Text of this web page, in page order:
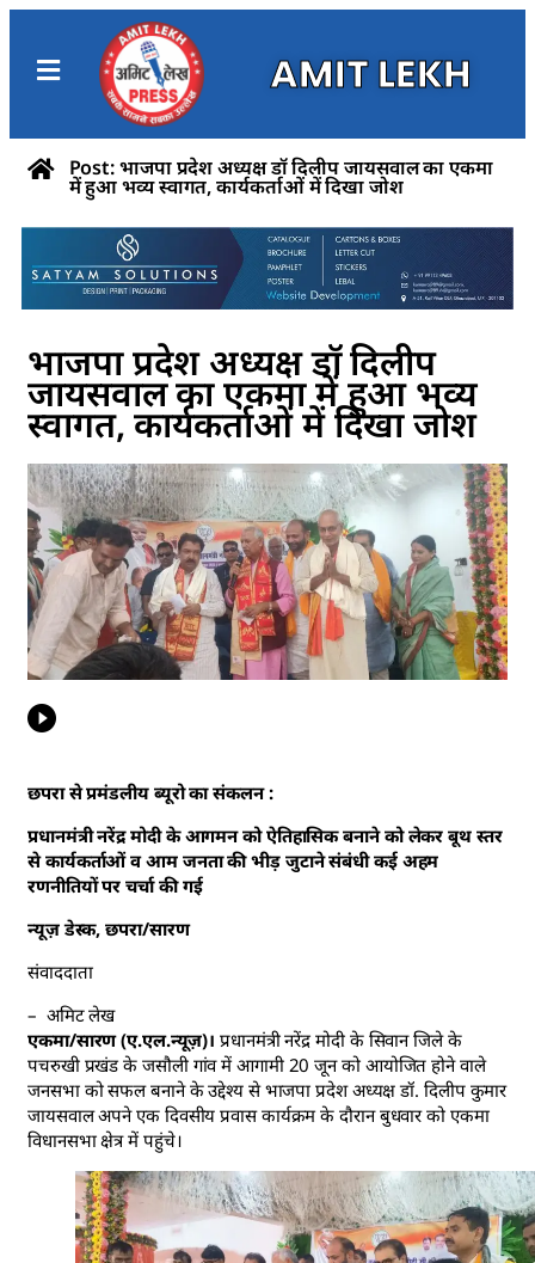
AMIT LEKH
Post: भाजपा प्रदेश अध्यक्ष डॉ दिलीप जायसवाल का एकमा
में हुआ भव्य स्वागत, कार्यकर्ताओं में दिखा जोश
भाजपा प्रदेश अध्यक्ष डॉ दिलीप
जायसवाल का एकमा में हुआ भव्य
स्वागत, कार्यकर्ताओं में दिखा जोश
छपरा से प्रमंडलीय ब्यूरो का संकलन :
प्रधानमंत्री नरेंद्र मोदी के आगमन को ऐतिहासिक बनाने को लेकर बूथ स्तर
से कार्यकर्ताओं व आम जनता की भीड़ जुटाने संबंधी कई अहम
रणनीतियों पर चर्चा की गई
न्यूज़ डेस्क, छपरा/सारण
संवाददाता
– अमिट लेख
एकमा/सारण (ए.एल.न्यूज़)। प्रधानमंत्री नरेंद्र मोदी के सिवान जिले के
पचरुखी प्रखंड के जसौली गांव में आगामी 20 जून को आयोजित होने वाले
जनसभा को सफल बनाने के उद्देश्य से भाजपा प्रदेश अध्यक्ष डॉ. दिलीप कुमार
जायसवाल अपने एक दिवसीय प्रवास कार्यक्रम के दौरान बुधवार को एकमा
विधानसभा क्षेत्र में पहुंचे।